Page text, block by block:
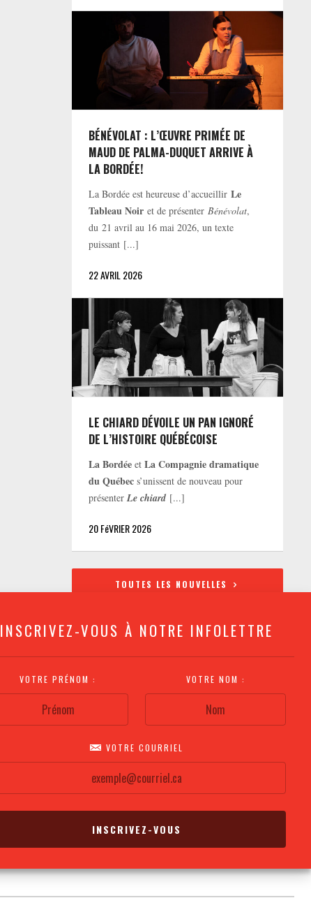
INSCRIVEZ-VOUS À NOTRE INFOLETTRE
VOTRE PRÉNOM : VOTRE NOM :
VOTRE COURRIEL
BÉNÉVOLAT : L’ŒUVRE PRIMÉE DE
MAUD DE PALMA-DUQUET ARRIVE À
LA BORDÉE!
La Bordée est heureuse d’accueillirLe
Tableau Noir et de présenterBénévolat,
du 21 avril au 16 mai 2026, un texte
puissant [...]
22 AVRIL 2026
LE CHIARD DÉVOILE UN PAN IGNORÉ
DE L’HISTOIRE QUÉBÉCOISE
La Bordée etLa Compagnie dramatique
du Québec s’unissent de nouveau pour
présenterLe chiard [...]
20 FéVRIER 2026
TOUTES LES NOUVELLES